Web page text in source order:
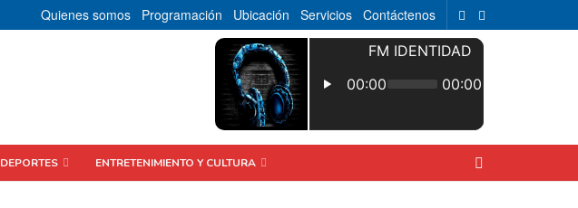
Quienes somos Programación Ubicación Servicios Contáctenos
DEPORTES ENTRETENIMIENTO Y CULTURA